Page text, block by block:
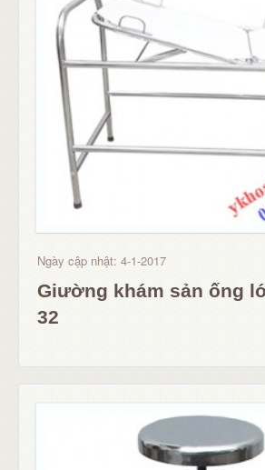
Ngày cập nhật: 4-1-2017
Giường khám sản ống
32